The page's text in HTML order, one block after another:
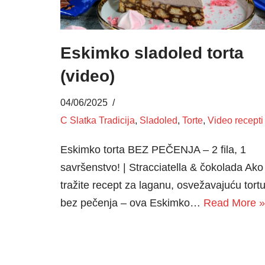
Eskimko sladoled torta
(video)
04/06/2025
C Slatka Tradicija, Sladoled, Torte, Video recepti
Eskimko torta BEZ PEČENJA – 2 fila, 1
savršenstvo! | Stracciatella & čokolada Ako
tražite recept za laganu, osvežavajuću tortu
bez pečenja – ova Eskimko… Read More »